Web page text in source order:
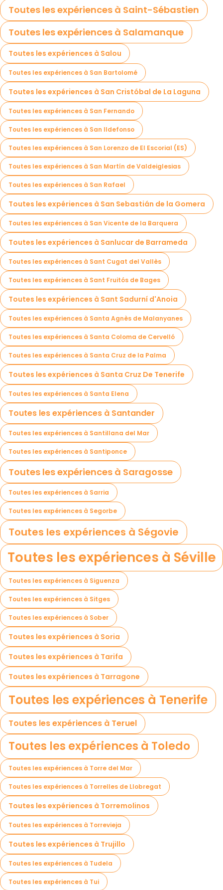
Toutes les expériences à Saint-Sébastien
Toutes les expériences à Salamanque
Toutes les expériences à Salou
Toutes les expériences à San Bartolomé
Toutes les expériences à San Cristóbal de La Laguna
Toutes les expériences à San Fernando
Toutes les expériences à San Ildefonso
Toutes les expériences à San Lorenzo de El Escorial (ES)
Toutes les expériences à San Martín de Valdeiglesias
Toutes les expériences à San Rafael
Toutes les expériences à San Sebastián de la Gomera
Toutes les expériences à San Vicente de la Barquera
Toutes les expériences à Sanlucar de Barrameda
Toutes les expériences à Sant Cugat del Vallès
Toutes les expériences à Sant Fruitós de Bages
Toutes les expériences à Sant Sadurní d'Anoia
Toutes les expériences à Santa Agnès de Malanyanes
Toutes les expériences à Santa Coloma de Cervelló
Toutes les expériences à Santa Cruz de la Palma
Toutes les expériences à Santa Cruz De Tenerife
Toutes les expériences à Santa Elena
Toutes les expériences à Santander
Toutes les expériences à Santillana del Mar
Toutes les expériences à Santiponce
Toutes les expériences à Saragosse
Toutes les expériences à Sarria
Toutes les expériences à Segorbe
Toutes les expériences à Ségovie
Toutes les expériences à Séville
Toutes les expériences à Siguenza
Toutes les expériences à Sitges
Toutes les expériences à Sober
Toutes les expériences à Soria
Toutes les expériences à Tarifa
Toutes les expériences à Tarragone
Toutes les expériences à Tenerife
Toutes les expériences à Teruel
Toutes les expériences à Toledo
Toutes les expériences à Torre del Mar
Toutes les expériences à Torrelles de Llobregat
Toutes les expériences à Torremolinos
Toutes les expériences à Torrevieja
Toutes les expériences à Trujillo
Toutes les expériences à Tudela
Toutes les expériences à Tui